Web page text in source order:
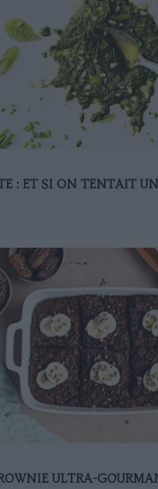
: ET SI ON TENTAIT
ULTRA-